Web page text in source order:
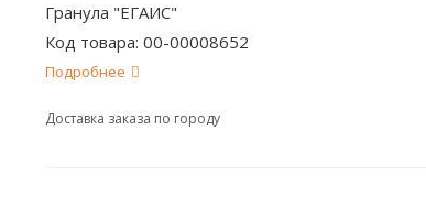
Гранула "ЕГАИС"
Код товара: 00-00008652
Подробнее
Доставка заказа по городу